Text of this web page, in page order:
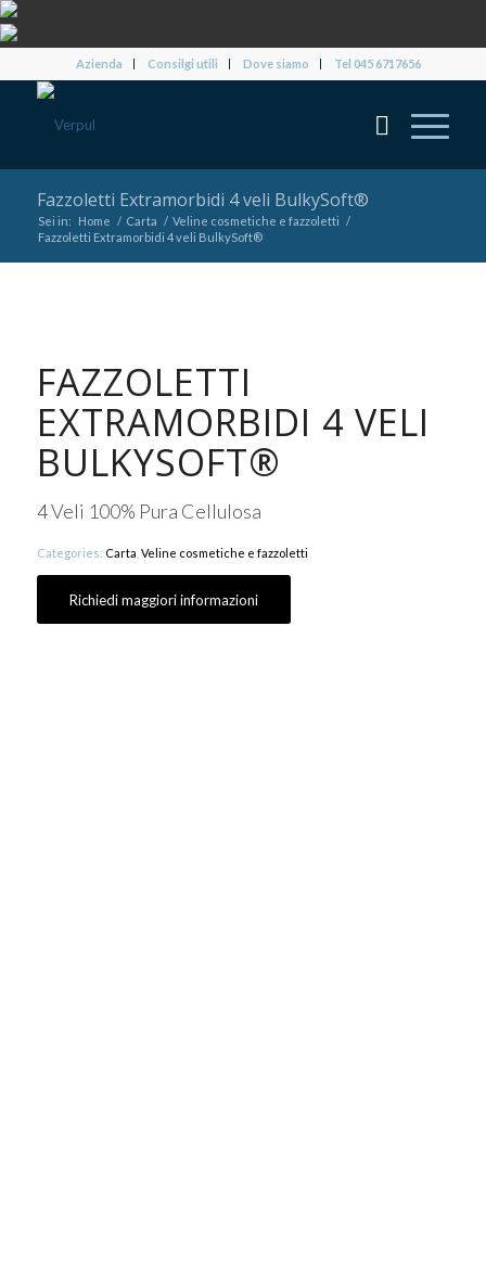
Azienda Consilgi utili Dove siamo Tel 045 6717656
Fazzoletti Extramorbidi 4 veli BulkySoft®
Sei in: Home / Carta / Veline cosmetiche e fazzoletti /
Fazzoletti Extramorbidi 4 veli BulkySoft®
FAZZOLETTI
EXTRAMORBIDI 4 VELI
BULKYSOFT®
4 Veli 100% Pura Cellulosa
Categories: Carta Veline cosmetiche e fazzoletti
Richiedi maggiori informazioni